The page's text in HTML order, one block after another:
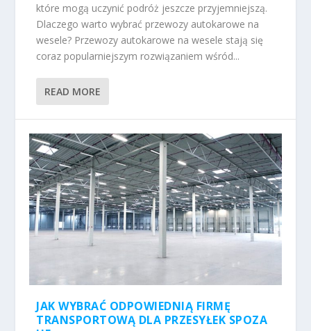
które mogą uczynić podróż jeszcze przyjemniejszą.
Dlaczego warto wybrać przewozy autokarowe na
wesele? Przewozy autokarowe na wesele stają się
coraz popularniejszym rozwiązaniem wśród...
READ MORE
JAK WYBRAĆ ODPOWIEDNIĄ FIRMĘ
TRANSPORTOWĄ DLA PRZESYŁEK SPOZA